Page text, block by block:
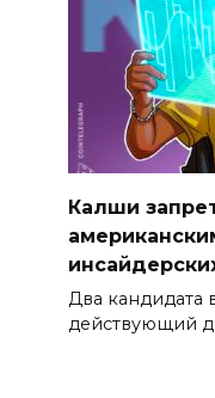
Калши
Два
действующий